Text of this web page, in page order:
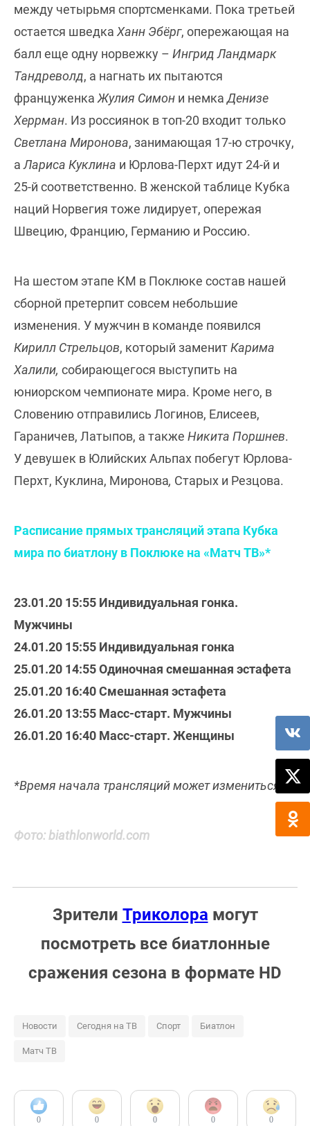
между четырьмя спортсменками. Пока третьей
остается шведка Ханн Эбёрг, опережающая на
балл еще одну норвежку – Ингрид Ландмарк
Тандреволд, а нагнать их пытаются
француженка Жулия Симон и немка Денизе
Херрман. Из россиянок в топ-20 входит только
Светлана Миронова, занимающая 17-ю строчку,
а Лариса Куклина и Юрлова-Перхт идут 24-й и
25-й соответственно. В женской таблице Кубка
наций Норвегия тоже лидирует, опережая
Швецию, Францию, Германию и Россию.
На шестом этапе КМ в Поклюке состав нашей
сборной претерпит совсем небольшие
изменения. У мужчин в команде появился
Кирилл Стрельцов, который заменитКарима
Халили, собирающегося выступить на
юниорском чемпионате мира. Кроме него, в
Словению отправились Логинов, Елисеев,
Гараничев, Латыпов, а также Никита Поршнев.
У девушек в Юлийских Альпах побегут Юрлова-
Перхт, Куклина, Миронова, Старых и Резцова.
Расписание прямых трансляций этапа Кубка
мира по биатлону в Поклюке на «Матч ТВ»*
23.01.20 15:55 Индивидуальная гонка.
Мужчины
24.01.20 15:55 Индивидуальная гонка
25.01.20 14:55 Одиночная смешанная эстафета
25.01.20 16:40 Смешанная эстафета
26.01.20 13:55 Масс-старт. Мужчины
26.01.20 16:40 Масс-старт. Женщины
*Время начала трансляций может измениться
Фото: biathlonworld.com
Зрители Триколора могут
посмотреть все биатлонные
сражения сезона в формате HD
Новости Сегодня на ТВ Спорт Биатлон
Матч ТВ
0 0 0 0 0